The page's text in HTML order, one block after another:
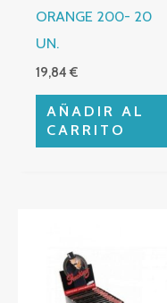
ORANGE 200- 20
UN.
19,84€
AÑADIR AL
CARRITO